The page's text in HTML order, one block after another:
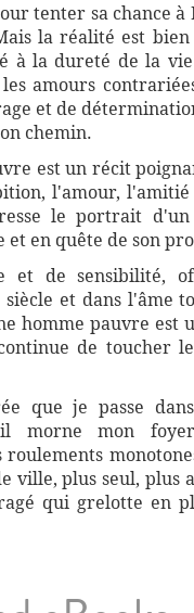
tenter sa chance à
la réalité est bien
à la dureté de la
amours
et de
chemin.
est un récit
l'amour,
le portrait d'un
en quête de son
et de sensibilité,
et dans l'âme
homme pauvre est
de toucher
que je passe
morne mon
ville, plus seul, plus
qui grelotte en